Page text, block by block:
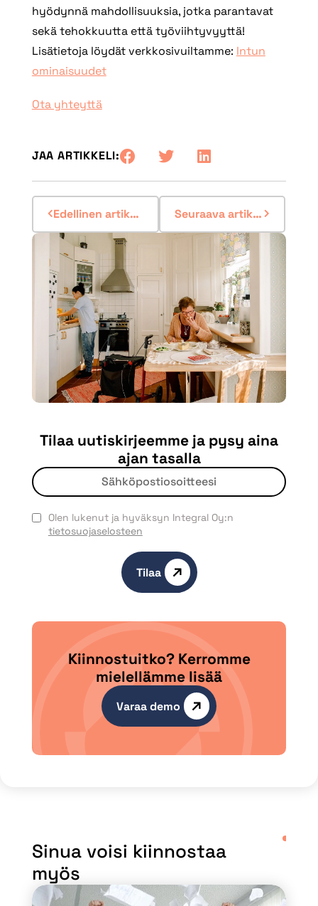
hyödynnä mahdollisuuksia, jotka parantavat
sekä tehokkuutta että työviihtyvyyttä!
Lisätietoja löydät verkkosivuiltamme: Intun
ominaisuudet
Ota yhteyttä
JAA ARTIKKELI:
Edellinen artikkeli Seuraava artikkeli
Tilaa uutiskirjeemme ja pysy aina
ajan tasalla
Olen lukenut ja hyväksyn Integral Oy:n
tietosuojaselosteen
Tilaa
Kiinnostuitko? Kerromme
mielellämme lisää
Varaa demo
Sinua voisi kiinnostaa
myös